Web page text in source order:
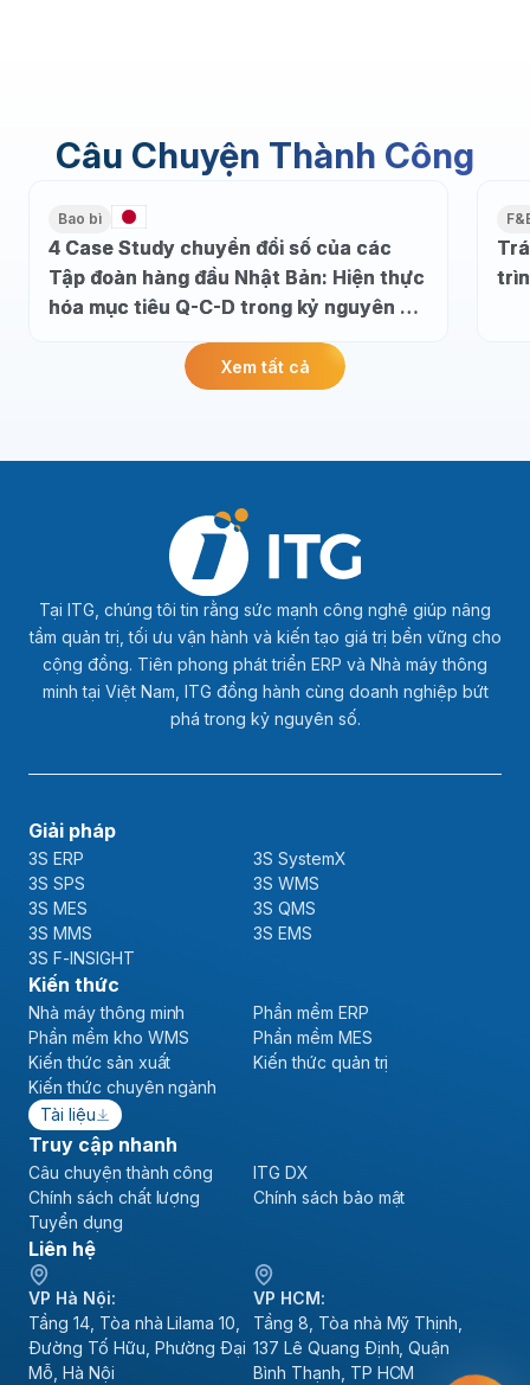
Câu Chuyện Thành Công
4 Case Study chuyển đổi số của các
Tập đoàn hàng đầu Nhật Bản: Hiện thực
hóa mục tiêu Q-C-D trong kỷ nguyên dữ
Xem tất cả
Tại ITG, chúng tôi tin rằng sức mạnh công nghệ giúp nâng
tầm quản trị, tối ưu vận hành và kiến tạo giá trị bền vững cho
cộng đồng. Tiên phong phát triển ERP và Nhà máy thông
minh tại Việt Nam, ITG đồng hành cùng doanh nghiệp bứt
phá trong kỷ nguyên số.
Giải pháp
3S ERP
3S SystemX
3S SPS
3S WMS
3S MES
3S QMS
3S MMS
3S EMS
3S F-INSIGHT
Kiến thức
Nhà máy thông minh
Phần mềm ERP
Phần mềm kho WMS
Phần mềm MES
Kiến thức sản xuất
Kiến thức quản trị
Kiến thức chuyên ngành
Tài liệu
Truy cập nhanh
Câu chuyện thành công
ITG DX
Chính sách chất lượng
Chính sách bảo mật
Tuyển dụng
Liên hệ
VP Hà Nội:
Tầng 14, Tòa nhà Lilama 10,
Đường Tố Hữu, Phường Đại
Mỗ, Hà Nội
VP HCM:
Tầng 8, Tòa nhà Mỹ Thịnh,
137 Lê Quang Định, Quận
Bình Thạnh, TP HCM